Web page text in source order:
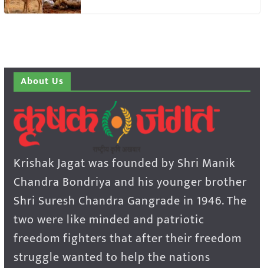
About Us
Krishak Jagat was founded by Shri Manik
Chandra Bondriya and his younger brother
Shri Suresh Chandra Gangrade in 1946. The
two were like minded and patriotic
freedom fighters that after their freedom
struggle wanted to help the nations